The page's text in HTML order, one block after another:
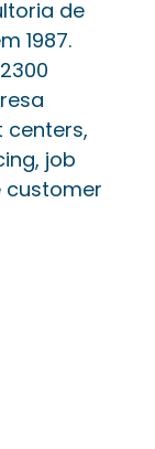
de
1987.
job
customer